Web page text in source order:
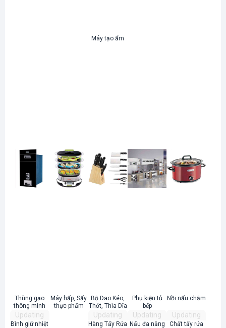
Máy tạo ẩm
Thùng gạo
thông minh
Máy hấp, Sấy
thực phẩm
Bộ Dao Kéo,
Thớt, Thìa Dĩa
Phụ kiện tủ
bếp
Nồi nấu chậm
Updating
Bình giữ nhiệt
Updating
Hàng Tẩy Rửa
Updating
Nấu đa năng
Updating
Chất tẩy rửa